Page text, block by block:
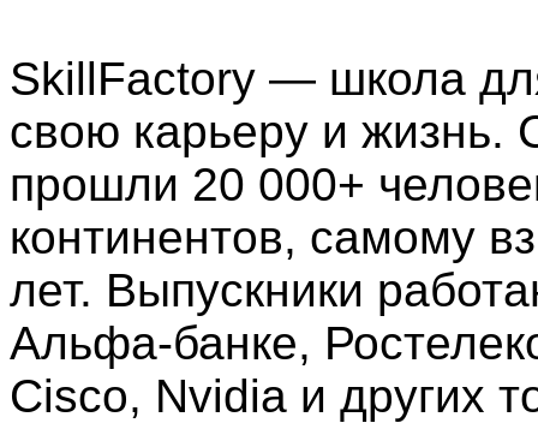
SkillFactory — школа
свою карьеру и жизнь.
прошли 20 000+
континентов, самому
лет. Выпускники
Альфа-банке,
Cisco, Nvidia и других